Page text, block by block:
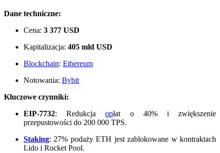
Dane techniczne:
Cena: 3 377 USD
Kapitalizacja: 405 mld USD
Blockchain: Ethereum
Notowania: Bybit
Kluczowe czynniki:
EIP-7732: Redukcjaopłat o 40% i zwiększenie
przepustowości do 200 000 TPS.
Staking: 27% podaży ETH jest zablokowane w kontraktach
Lido i Rocket Pool.